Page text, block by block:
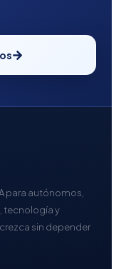
para autónomos,
tecnología y
sin depender